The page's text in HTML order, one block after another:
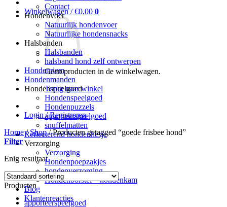
Contact
Hondenvoer
Natuurlijk hondenvoer
Natuurlijke hondensnacks
Halsbanden
Halsbanden
halsband hond zelf ontwerpen
Hondenriem
Hondenmanden
Hondenspeelgoed
Hondenspeelgoed
Hondenpuzzels
apporteerspeelgoed
snuffelmatten
Reflecterend hondenhesje
Verzorging
Verzorging
Hondenpoepzakjes
hondenverzorging
Hondenborstel – hondenkam
Blog
Klantenreacties
Winkelwagen /€0,00 0
Geen producten in de winkelwagen.
Terug naar winkel
Login / Registreren
Home / Shop /Producten getagged “goede frisbee hond”
Filter
Enig resultaat
Producten
apporteerspeelgoed